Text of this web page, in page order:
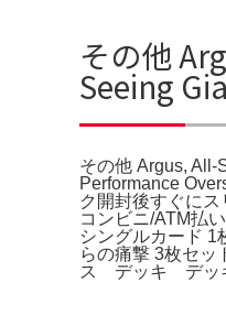
その他
Seeing
その他 Argus, All-
Performance
ク開封後すぐに
コンビニ/ATM払
シングルカード 1
らの痛撃 3枚セ
ス デッキ デッキ